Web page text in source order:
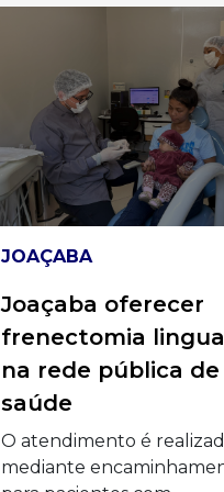
CULTURA
Cinema gratuito
histórias e cultura
povos indígenas ao
Centro
da Unoesc em
Joaçaba